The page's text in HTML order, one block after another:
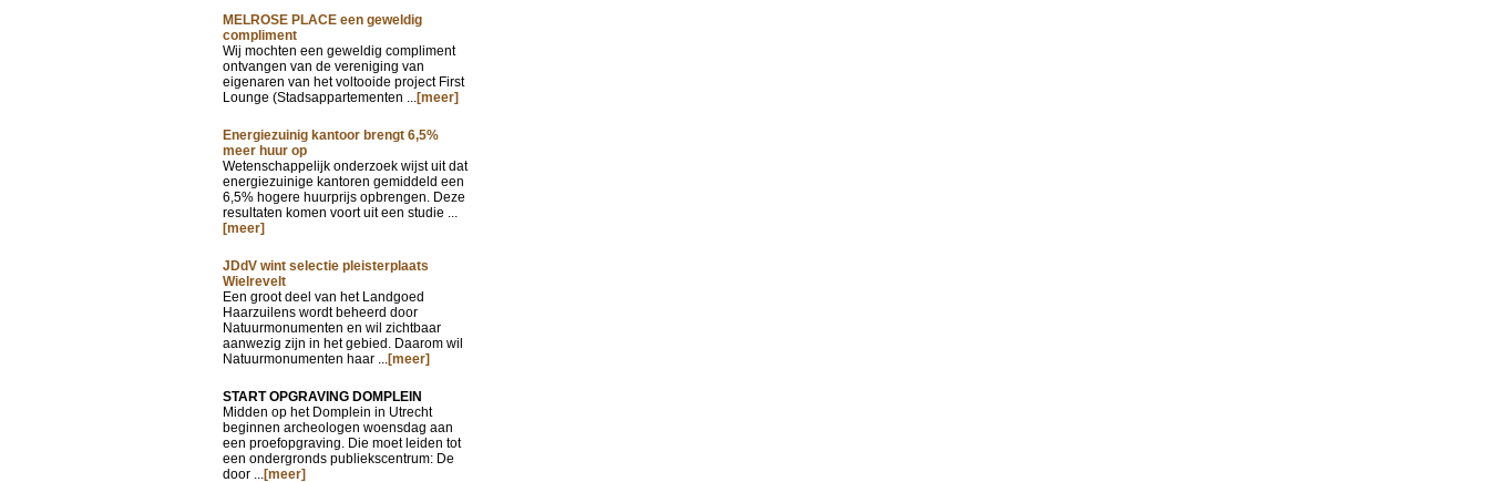
MELROSE PLACE een geweldig
compliment
Wij mochten een geweldig compliment
ontvangen van de vereniging van
eigenaren van het voltooide project First
Lounge (Stadsappartementen ...[meer]
Energiezuinig kantoor brengt 6,5%
meer huur op
Wetenschappelijk onderzoek wijst uit dat
energiezuinige kantoren gemiddeld een
6,5% hogere huurprijs opbrengen. Deze
resultaten komen voort uit een studie ...
[meer]
JDdV wint selectie pleisterplaats
Wielrevelt
Een groot deel van het Landgoed
Haarzuilens wordt beheerd door
Natuurmonumenten en wil zichtbaar
aanwezig zijn in het gebied. Daarom wil
Natuurmonumenten haar ...[meer]
START OPGRAVING DOMPLEIN
Midden op het Domplein in Utrecht
beginnen archeologen woensdag aan
een proefopgraving. Die moet leiden tot
een ondergronds publiekscentrum: De
door ...[meer]